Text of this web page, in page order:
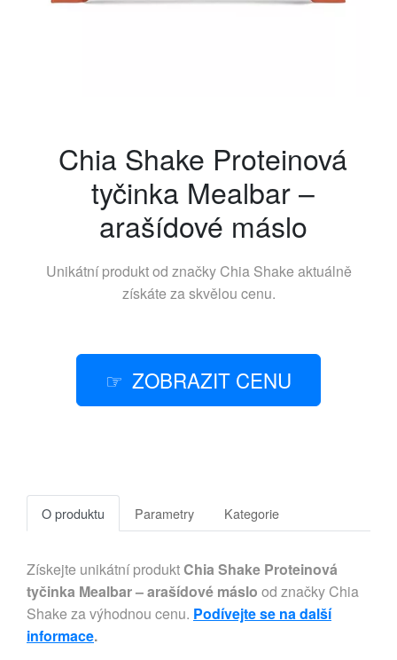
Chia Shake Proteinová
tyčinka Mealbar –
arašídové máslo
Unikátní produkt od značky Chia Shake aktuálně
získáte za skvělou cenu.
ZOBRAZIT CENU
O produktu Parametry Kategorie
Získejte unikátní produktChia Shake Proteinová
tyčinka Mealbar – arašídové máslo od značky Chia
Shake za výhodnou cenu. Podívejte se na další
informace.